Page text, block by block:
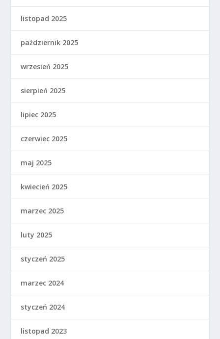
listopad 2025
październik 2025
wrzesień 2025
sierpień 2025
lipiec 2025
czerwiec 2025
maj 2025
kwiecień 2025
marzec 2025
luty 2025
styczeń 2025
marzec 2024
styczeń 2024
listopad 2023